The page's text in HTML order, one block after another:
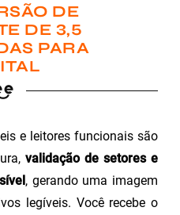
DE
DE 3,5
PARA
e leitores funcionais são
validação de setores e
, gerando uma imagem
legíveis. Você recebe o